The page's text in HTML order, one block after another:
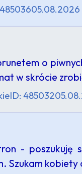
05.08.2026
o
w skrócie
ID: 485032
- poszukuję
Szukam